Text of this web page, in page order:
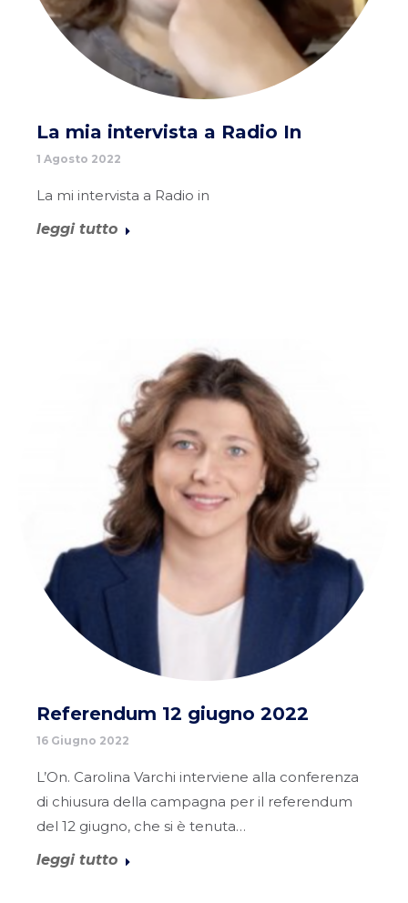
La mia intervista a Radio In
1 Agosto 2022
La mi intervista a Radio in
leggi tutto
Referendum 12 giugno 2022
16 Giugno 2022
L’On. Carolina Varchi interviene alla conferenza
di chiusura della campagna per il referendum
del 12 giugno, che si è tenuta…
leggi tutto